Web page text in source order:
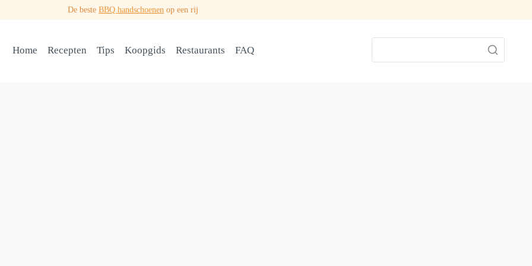
De beste BBQ handschoenen op een rij
Home Recepten Tips Koopgids Restaurants FAQ